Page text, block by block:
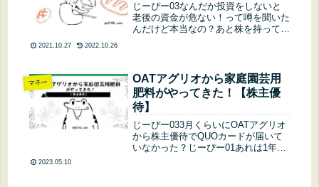
じーぴー03なんだか投資をしないと
老後の資金が危ない！って噂を聞いた
んだけど本当なの？あと株を持ってる
をするのは悪くないよ。株を持ってい
る...
2021.10.27 2022.10.26
マネー
OATアグリオから家庭園芸用
肥料がやってきた！【株主優
待】
じーぴー033月くらいにOATアグリオ
から株主優待でQUOカードが届いて
いなかった？じーぴー01あれは1年以
2023.05.10